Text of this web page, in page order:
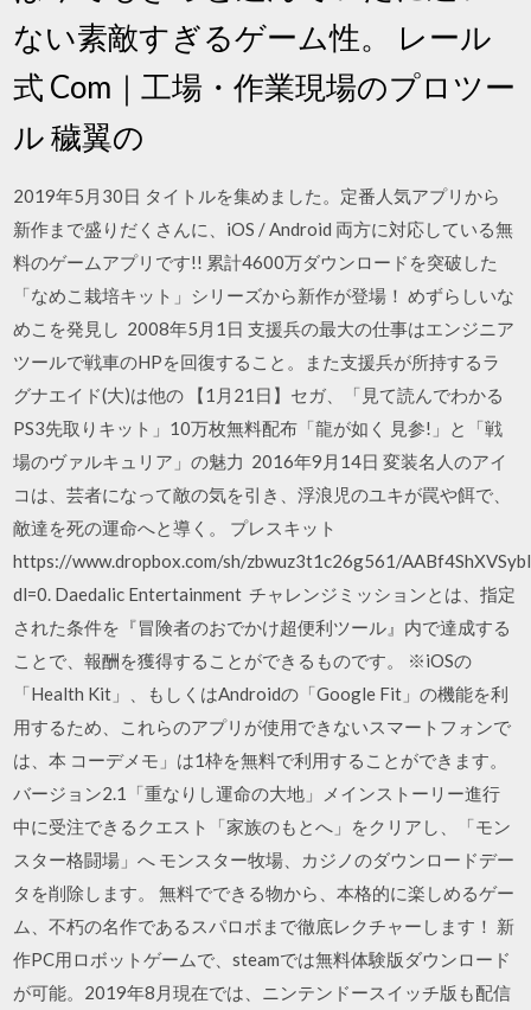
ない素敵すぎるゲーム性。 レール
式 Com｜工場・作業現場のプロツー
ル 穢翼の
2019年5月30日 タイトルを集めました。定番人気アプリから
新作まで盛りだくさんに、iOS / Android 両方に対応している無
料のゲームアプリです!! 累計4600万ダウンロードを突破した
「なめこ栽培キット」シリーズから新作が登場！ めずらしいな
めこを発見し 2008年5月1日 支援兵の最大の仕事はエンジニア
ツールで戦車のHPを回復すること。また支援兵が所持するラ
グナエイド(大)は他の 【1月21日】セガ、「見て読んでわかる
PS3先取りキット」10万枚無料配布「龍が如く 見参!」と「戦
場のヴァルキュリア」の魅力 2016年9月14日 変装名人のアイ
コは、芸者になって敵の気を引き、浮浪児のユキが罠や餌で、
敵達を死の運命へと導く。 プレスキット
https://www.dropbox.com/sh/zbwuz3t1c26g561/
dl=0. Daedalic Entertainment チャレンジミッションとは、指定
された条件を『冒険者のおでかけ超便利ツール』内で達成する
ことで、報酬を獲得することができるものです。 ※iOSの
「Health Kit」、もしくはAndroidの「Google Fit」の機能を利
用するため、これらのアプリが使用できないスマートフォンで
は、本 コーデメモ」は1枠を無料で利用することができます。
バージョン2.1「重なりし運命の大地」メインストーリー進行
中に受注できるクエスト「家族のもとへ」をクリアし、「モン
スター格闘場」へ モンスター牧場、カジノのダウンロードデー
タを削除します。 無料でできる物から、本格的に楽しめるゲー
ム、不朽の名作であるスパロボまで徹底レクチャーします！ 新
作PC用ロボットゲームで、steamでは無料体験版ダウンロード
が可能。2019年8月現在では、ニンテンドースイッチ版も配信